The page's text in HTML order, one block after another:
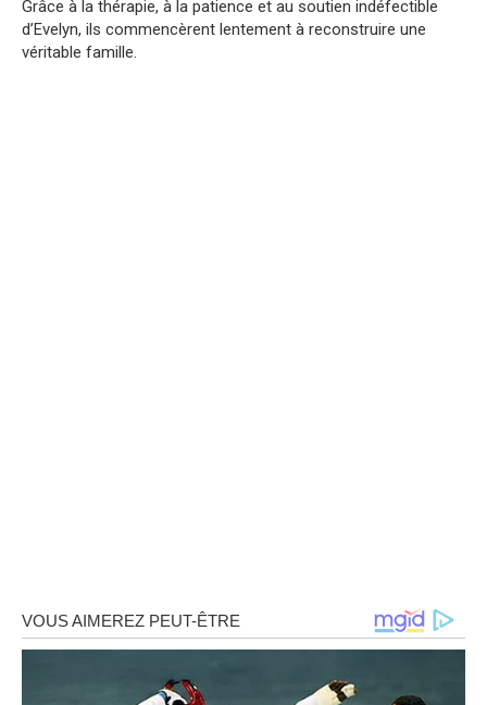
Grâce à la thérapie, à la patience et au soutien indéfectible
d’Evelyn, ils commencèrent lentement à reconstruire une
véritable famille.